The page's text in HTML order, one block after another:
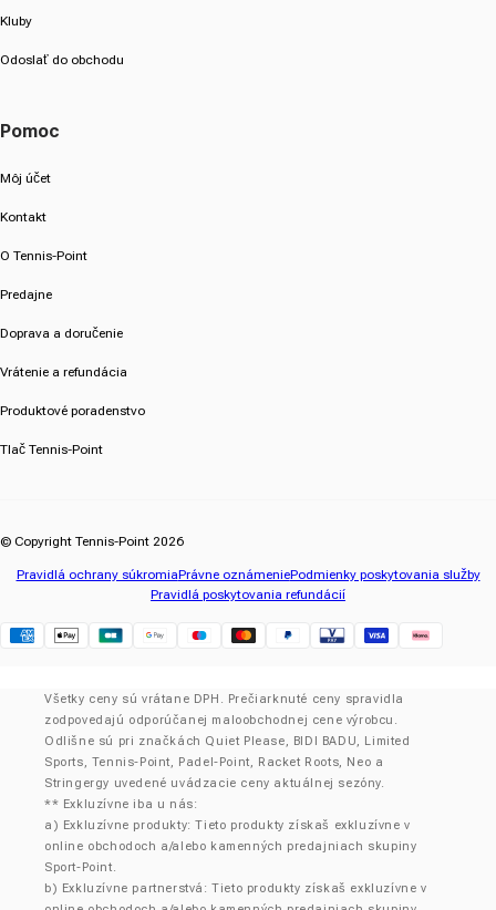
Kluby
Odoslať do obchodu
Pomoc
Môj účet
Kontakt
O Tennis-Point
Predajne
Doprava a doručenie
Vrátenie a refundácia
Produktové poradenstvo
Tlač Tennis-Point
© Copyright Tennis-Point 2026
Pravidlá ochrany súkromiaPrávne oznámeniePodmienky poskytovania služby
Pravidlá poskytovania refundácií
Všetky ceny sú vrátane DPH. Prečiarknuté ceny spravidla
zodpovedajú odporúčanej maloobchodnej cene výrobcu.
Odlišne sú pri značkách Quiet Please, BIDI BADU, Limited
Sports, Tennis-Point, Padel-Point, Racket Roots, Neo a
Stringergy uvedené uvádzacie ceny aktuálnej sezóny.
** Exkluzívne iba u nás:
a) Exkluzívne produkty: Tieto produkty získaš exkluzívne v
online obchodoch a/alebo kamenných predajniach skupiny
Sport-Point.
b) Exkluzívne partnerstvá: Tieto produkty získaš exkluzívne v